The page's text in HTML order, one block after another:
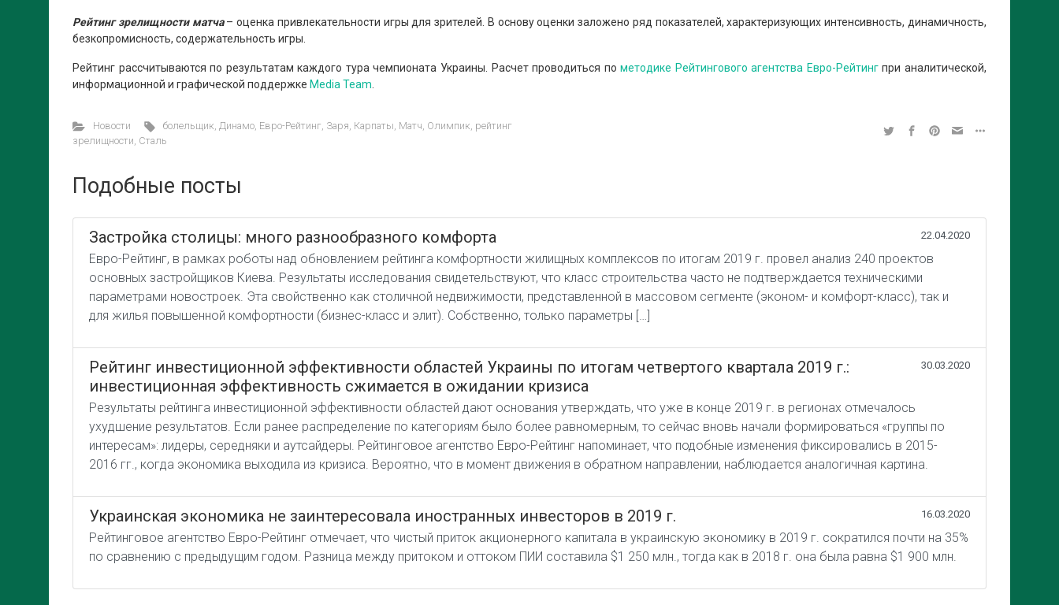
Рейтинг зрелищности матча– оценка привлекательности игры для зрителей. В основу оценки заложено ряд показателей, характеризующих интенсивность, динамичность,
безкопромисность, содержательность игры.
Рейтинг рассчитываются по результатам каждого тура чемпионата Украины. Расчет проводиться пометодике Рейтингового агентства Евро-Рейтингпри аналитической,
информационной и графической поддержке Media Team
Новости болельщик Динамо Евро-Рейтинг Заря Карпаты Матч Олимпик рейтинг
зрелищности Сталь
Подобные посты
Застройка столицы: много разнообразного комфорта 22.04.2020
Евро-Рейтинг, в рамках роботы над обновлением рейтинга комфортности жилищных комплексов по итогам 2019 г. провел анализ 240 проектов
основных застройщиков Киева. Результаты исследования свидетельствуют, что класс строительства часто не подтверждается техническими
параметрами новостроек. Эта свойственно как столичной недвижимости, представленной в массовом сегменте (эконом- и комфорт-класс), так и
для жилья повышенной комфортности (бизнес-класс и элит). Собственно, только параметры […]
Рейтинг инвестиционной эффективности областей Украины по итогам четвертого квартала 2019 г.:
инвестиционная эффективность сжимается в ожидании кризиса
30.03.2020
Результаты рейтинга инвестиционной эффективности областей дают основания утверждать, что уже в конце 2019 г. в регионах отмечалось
ухудшение результатов. Если ранее распределение по категориям было более равномерным, то сейчас вновь начали формироваться «группы по
интересам»: лидеры, середняки и аутсайдеры. Рейтинговое агентство Евро-Рейтинг напоминает, что подобные изменения фиксировались в 2015-
2016 гг., когда экономика выходила из кризиса. Вероятно, что в момент движения в обратном направлении, наблюдается аналогичная картина.
Украинская экономика не заинтересовала иностранных инвесторов в 2019 г. 16.03.2020
Рейтинговое агентство Евро-Рейтинг отмечает, что чистый приток акционерного капитала в украинскую экономику в 2019 г. сократился почти на 35%
по сравнению с предыдущим годом. Разница между притоком и оттоком ПИИ составила $1 250 млн., тогда как в 2018 г. она была равна $1 900 млн.